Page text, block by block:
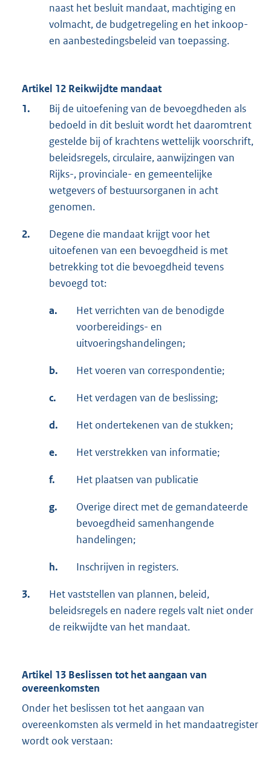
naast het besluit mandaat, machtiging en
volmacht, de budgetregeling en het inkoop-
en aanbestedingsbeleid van toepassing.
Artikel 12 Reikwijdte mandaat
1.
Bij de uitoefening van de bevoegdheden als
bedoeld in dit besluit wordt het daaromtrent
gestelde bij of krachtens wettelijk voorschrift,
beleidsregels, circulaire, aanwijzingen van
Rijks-, provinciale- en gemeentelijke
wetgevers of bestuursorganen in acht
genomen.
2.
Degene die mandaat krijgt voor het
uitoefenen van een bevoegdheid is met
betrekking tot die bevoegdheid tevens
bevoegd tot:
a.
Het verrichten van de benodigde
voorbereidings- en
uitvoeringshandelingen;
b. Het voeren van correspondentie;
c. Het verdagen van de beslissing;
d. Het ondertekenen van de stukken;
e. Het verstrekken van informatie;
f. Het plaatsen van publicatie
g.
Overige direct met de gemandateerde
bevoegdheid samenhangende
handelingen;
h. Inschrijven in registers.
3.
Het vaststellen van plannen, beleid,
beleidsregels en nadere regels valt niet onder
de reikwijdte van het mandaat.
Artikel 13 Beslissen tot het aangaan van
overeenkomsten
Onder het beslissen tot het aangaan van
overeenkomsten als vermeld in het mandaatregister
wordt ook verstaan: